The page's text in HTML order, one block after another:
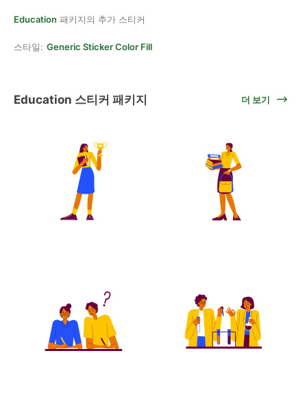
Education 패키지의 추가 스티커
스타일: Generic Sticker Color Fill
Education 스티커 패키지 더 보기